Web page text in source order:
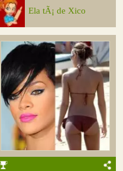
Ela tÃ¡ de Xico